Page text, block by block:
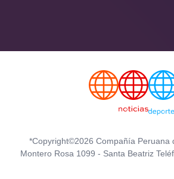
*Copyright©2026 Compañía Peruana
Montero Rosa 1099 - Santa Beatriz